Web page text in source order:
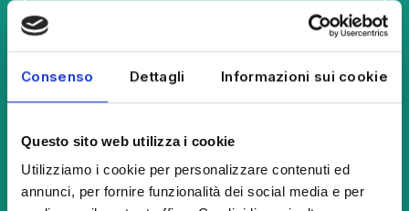
Consenso Dettagli Informazioni sui cookie
Questo sito web utilizza i cookie
Utilizziamo i cookie per personalizzare contenuti ed
annunci, per fornire funzionalità dei social media e per
Dal concept grafico alla
realizzazione del
packaging
La fase creativa è uno degli aspetti più
importanti nella progettazione di un
packaging personalizzato professionale .